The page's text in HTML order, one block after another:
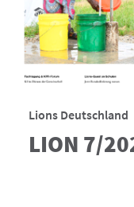
Lions Deutschland
LION 7/